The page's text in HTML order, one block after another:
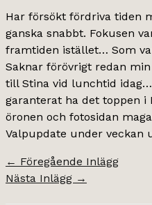
Har försökt fördriva tiden
ganska snabbt. Fokusen
framtiden istället… Som
Saknar förövrigt redan
till Stina vid lunchtid
garanterat ha det toppen i
öronen och fotosidan
Valpupdate under veckan
← Föregående Inlägg
Nästa Inlägg →